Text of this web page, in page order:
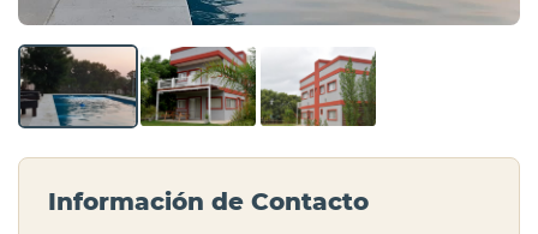
Información de Contacto